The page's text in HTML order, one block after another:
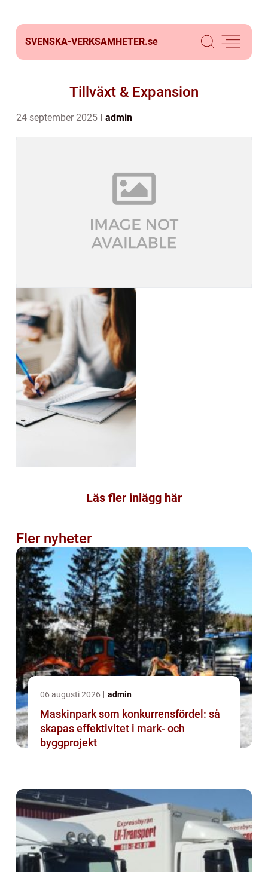
SVENSKA-VERKSAMHETER.se
Tillväxt & Expansion
24 september 2025 admin
Läs fler inlägg här
Fler nyheter
06 augusti 2026 admin
Maskinpark som konkurrensfördel: så
skapas effektivitet i mark- och
byggprojekt